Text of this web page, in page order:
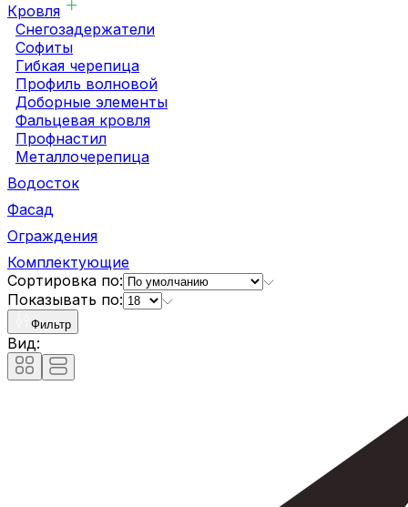
Кровля
Снегозадержатели
Софиты
Гибкая черепица
Профиль волновой
Доборные элементы
Фальцевая кровля
Профнастил
Металлочерепица
Водосток
Фасад
Ограждения
Комплектующие
Сортировка по:
Показывать по:
Фильтр
Вид: